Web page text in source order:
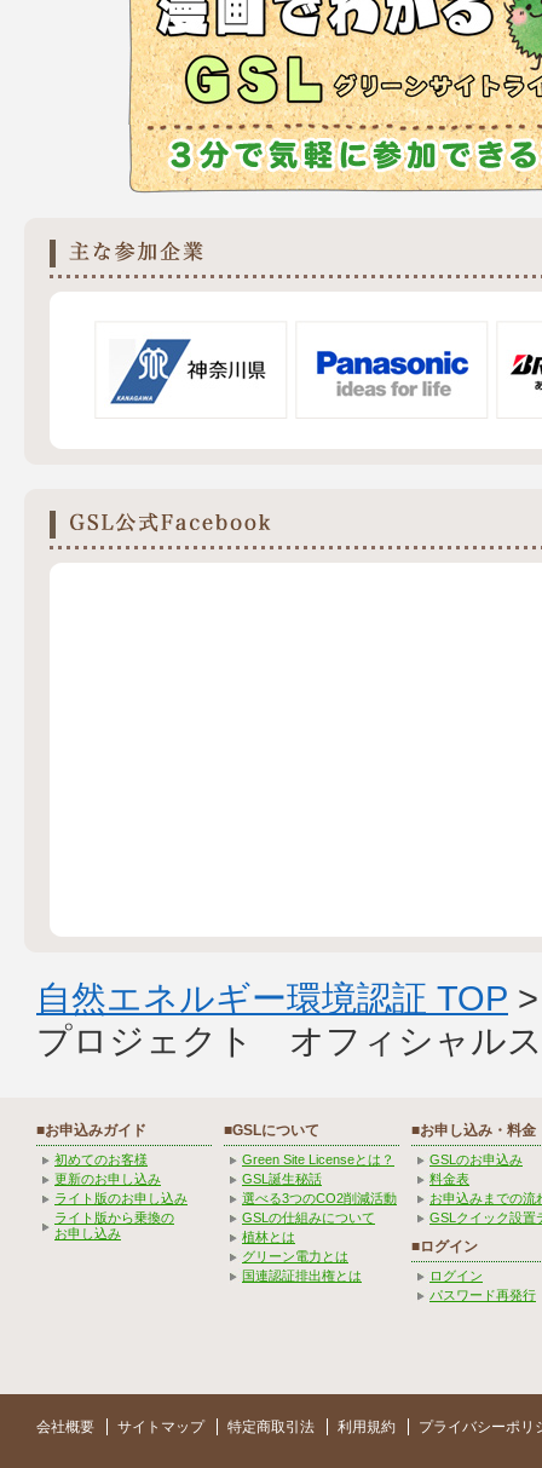
自然エネルギー環境認証 TOP
プロジェクト オフィシャル
■お申込みガイド
初めてのお客様
更新のお申し込み
ライト版のお申し込み
ライト版から乗換の
お申し込み
■GSLについて
Green Site Licenseとは？
GSL誕生秘話
選べる3つのCO2削減活動
GSLの仕組みについて
植林とは
グリーン電力とは
国連認証排出権とは
■お申し込み・料金
GSLのお申込み
料金表
お申込みまでの流
GSLクイック設置
■ログイン
ログイン
パスワード再発行
会社概要 サイトマップ 特定商取引法 利用規約 プライバシーポリ